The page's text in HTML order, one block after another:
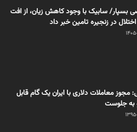
بسپار/ سابیک با وجود کاهش زیان، از افت
در زنجیره تامین خبر داد
مجوز معاملات دلاری با ایران یک گام قابل
به جلوست